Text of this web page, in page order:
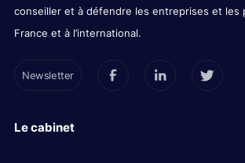
conseiller et à défendre les entreprises et les
France et à l’international.
Newsletter
Le cabinet